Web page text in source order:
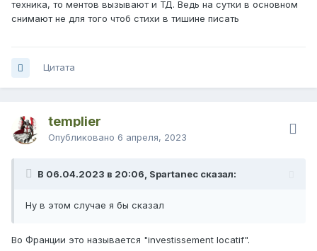
техника, то ментов вызывают и ТД. Ведь на сутки в основном
снимают не для того чтоб стихи в тишине писать
Цитата
templier
Опубликовано 6 апреля, 2023
В 06.04.2023 в 20:06, Spartanec сказал:
Ну в этом случае я бы сказал
Во Франции это называется "investissement locatif".